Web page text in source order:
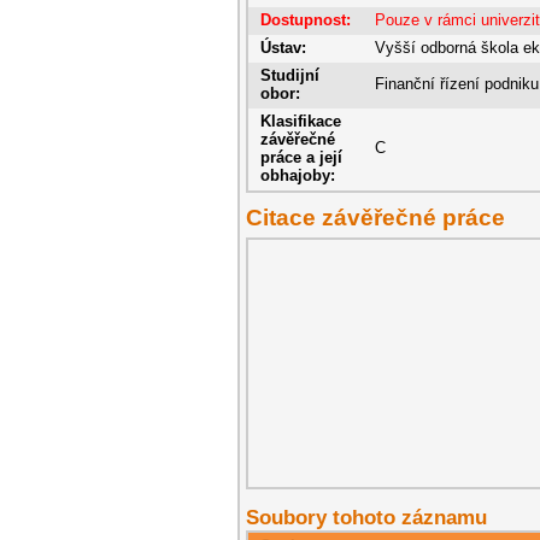
Dostupnost:
Pouze v rámci
Ústav:
Vyšší odborná škola
Studijní
obor:
Finanční řízení podniku
Klasifikace
závěřečné
práce a její
obhajoby:
C
Citace závěřečné práce
Soubory tohoto záznamu